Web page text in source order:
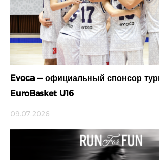
Evoca — официальный спонсор
EuroBasket U16
09.07.2026